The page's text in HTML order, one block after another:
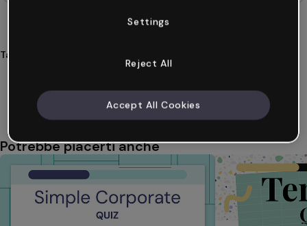
Tags
telelavoro genially
Potrebbe piacerti anche
Settings
Reject All
Accept All Cookies